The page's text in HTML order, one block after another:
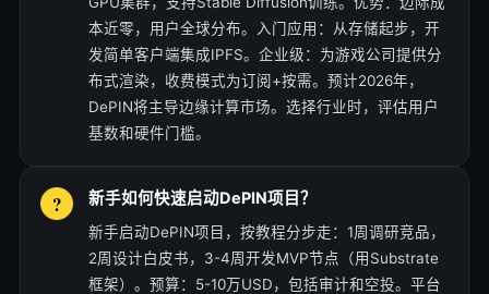
本近零，用户全球分布。入门应用：从存储起步，开
发简单客户端集成IPFS。企业级：为游戏公司提供分
布式渲染，收费模式为订阅+按需。预计2026年，
DePIN将主导边缘计算市场。选择行业时，评估用户
基数和硬件门槛。
新手如何快速启动DePIN项目？
新手启动DePIN项目，按教程分步走：1周调研竞品，
2周设计白皮书，3-4周开发MVP节点（用Substrate
框架）。预算：5-10万USD，包括审计和空投。平台